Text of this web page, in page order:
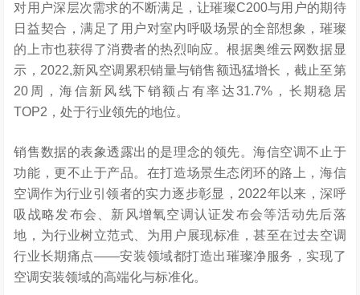
对用户深层次需求的不断满足，让璀璨C200与用户的期待
日益契合，满足了用户对室内呼吸场景的全部想象，璀璨
的上市也获得了消费者的热烈响应。根据奥维云网数据显
示，2022,新风空调累积销量与销售额迅猛增长，截止至第
20周，海信新风线下销额占有率达31.7%，长期稳居
TOP2，处于行业领先的地位。
销售数据的表象透露出的是理念的领先。海信空调不止于
功能，更不止于产品。在打造场景生态闭环的路上，海信
空调作为行业引领者的实力逐步彰显，2022年以来，深呼
吸战略发布会、新风增氧空调认证发布会等活动先后落
地，为行业树立范式、为用户展现标准，甚至在过去空调
行业长期痛点——安装领域都打造出璀璨净服务，实现了
空调安装领域的高端化与标准化。